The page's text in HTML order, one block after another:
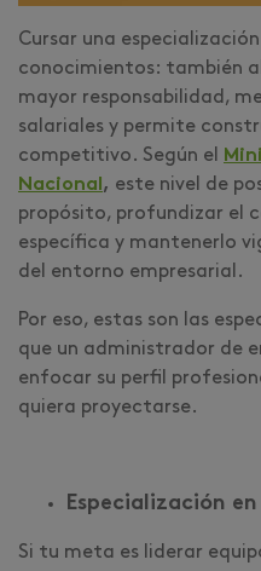
Cursar una
conocimientos: también
mayor responsabilidad,
salariales y permite
competitivo. Según el
Nacional , este nivel de
propósito, profundizar el
específica y mantenerlo
del entorno empresarial.
Por eso, estas son las
que un administrador de
enfocar su perfil
quiera proyectarse.
Especialización
Si tu meta es liderar